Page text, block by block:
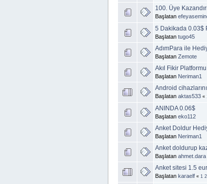
100. Üye
Başlatan
5 Dakikada 0.03$
Başlatan tugo45
AdımPara ile
Başlatan Zemote
Akıl Fikir
Başlatan Neriman1
Android
Başlatan aktas533 «
ANINDA 0.06$
Başlatan eko112
Anket Doldur
Başlatan Neriman1
Anket doldurup
Başlatan ahmet.dara
Anket sitesi 1.5
Başlatan karaelf « 1 2